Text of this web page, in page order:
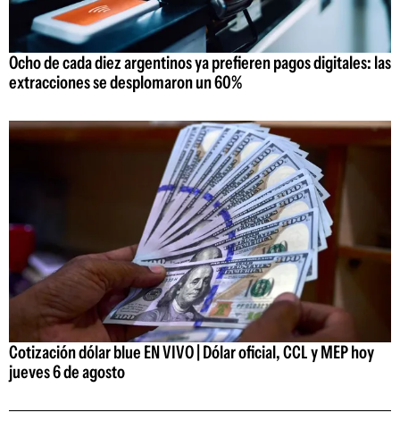
Ocho de cada diez argentinos ya prefieren pagos digitales: las
extracciones se desplomaron un 60%
Cotización dólar blue EN VIVO | Dólar oficial, CCL y MEP hoy
jueves 6 de agosto